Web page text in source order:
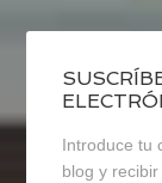
Introduce tu
blog y